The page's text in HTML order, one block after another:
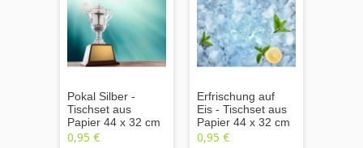
Pokal Silber -
Tischset aus
Papier 44 x 32 cm
0,95 €
Erfrischung auf
Eis - Tischset aus
Papier 44 x 32 cm
0,95 €